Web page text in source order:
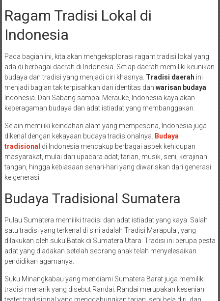
Ragam Tradisi Lokal di
Indonesia
Pada bagian ini, kita akan mengeksplorasi ragam tradisi lokal yang
ada di berbagai daerah di Indonesia. Setiap daerah memiliki keunikan
budaya dan tradisi yang menjadi ciri khasnya. Tradisi daerah ini
menjadi bagian tak terpisahkan dari identitas dan warisan budaya
Indonesia. Dari Sabang sampai Merauke, Indonesia kaya akan
keberagaman budaya dan adat istiadat yang membanggakan.
Selain memiliki keindahan alam yang mempesona, Indonesia juga
dikenal dengan kekayaan budaya tradisionalnya.
Budaya
tradisional di Indonesia mencakup berbagai aspek kehidupan
masyarakat, mulai dari upacara adat, tarian, musik, seni, kerajinan
tangan, hingga kebiasaan sehari-hari yang diwariskan dari generasi
ke generasi.
Budaya Tradisional Sumatera
Pulau Sumatera memiliki tradisi dan adat istiadat yang kaya. Salah
satu tradisi yang terkenal di sini adalah Tradisi Marapulai, yang
dilakukan oleh suku Batak di Sumatera Utara. Tradisi ini berupa pesta
adat yang diadakan setelah seorang anak telah menyelesaikan
pendidikan agamanya.
Suku Minangkabau yang mendiami Sumatera Barat juga memiliki
tradisi menarik yang disebut Randai. Randai merupakan kesenian
teater tradisional yang menggabungkan tarian, seni bela diri, dan